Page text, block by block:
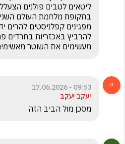
מעשימים את השוטר
09:53 - 17.06.2026
יעקב יעקב
מסכן מול הביב הזה